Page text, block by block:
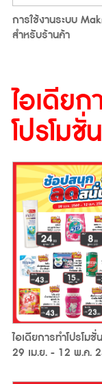
การใช้งานระบบ
สำหรับร้านค้า
ไอเดีย
โปรโม
ไอเดียการทำโปรโม
29 เม.ย. - 12 พ.ค.